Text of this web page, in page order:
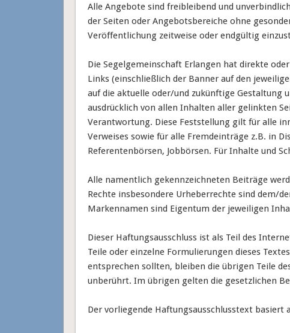
Alle Angebote sind freibleibend und
der Seiten oder Angebotsbereiche ohne
Veröffentlichung zeitweise oder endgültig
Die Segelgemeinschaft Erlangen hat direkte
Links (einschließlich der Banner auf den
auf die aktuelle oder/und zukünftige Gestaltung
ausdrücklich von allen Inhalten aller gelinkten
Verantwortung. Diese Feststellung gilt für alle
Verweises sowie für alle Fremdeinträge z.B. in
Referentenbörsen, Jobbörsen. Für Inhalte und
Alle namentlich gekennzeichneten Beiträge
Rechte insbesondere Urheberrechte sind dem/
Markennamen sind Eigentum der jeweiligen
Dieser Haftungsausschluss ist als Teil des
Teile oder einzelne Formulierungen dieses
entsprechen sollten, bleiben die übrigen Teile
unberührt. Im übrigen gelten die gesetzlichen
Der vorliegende Haftungsausschlusstext basiert